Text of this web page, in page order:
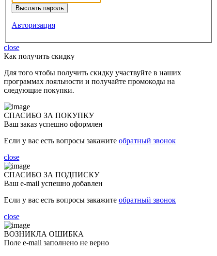
Авторизация
close
Как получить скидку
Для того чтобы получить скидку участвуйте в наших
программах лояльности и получайте промокоды на
следующие покупки.
СПАСИБО ЗА ПОКУПКУ
Ваш заказ успешно оформлен
Если у вас есть вопросы закажите обратный звонок
close
СПАСИБО ЗА ПОДПИСКУ
Ваш e-mail успешно добавлен
Если у вас есть вопросы закажите обратный звонок
close
ВОЗНИКЛА ОШИБКА
Поле e-mail заполнено не верно